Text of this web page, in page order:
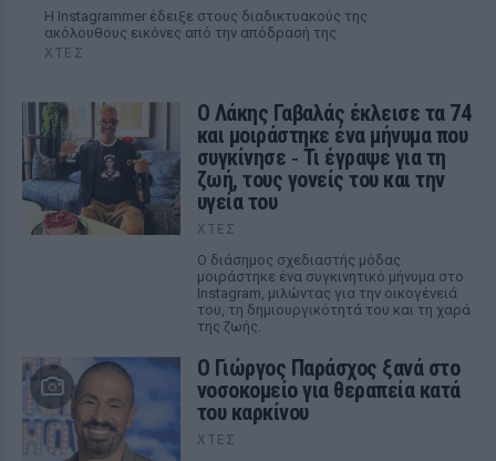
Η Instagrammer έδειξε στους διαδικτυακούς της
ακόλουθους εικόνες από την απόδρασή της
ΧΤΕΣ
Ο Λάκης Γαβαλάς έκλεισε τα 74
και μοιράστηκε ένα μήνυμα που
συγκίνησε ‑ Τι έγραψε για τη
ζωή, τους γονείς του και την
υγεία του
ΧΤΕΣ
Ο διάσημος σχεδιαστής μόδας
μοιράστηκε ένα συγκινητικό μήνυμα στο
Instagram, μιλώντας για την οικογένειά
του, τη δημιουργικότητά του και τη χαρά
της ζωής.
O Γιώργος Παράσχος ξανά στο
νοσοκομείο για θεραπεία κατά
του καρκίνου
ΧΤΕΣ